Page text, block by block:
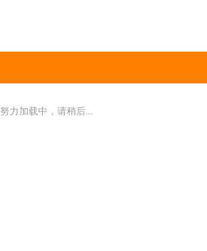
努力加载中，请稍后...